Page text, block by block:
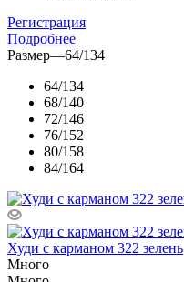
Регистрация
Подробнее
Размер—64/134
64/134
68/140
72/146
76/152
80/158
84/164
Худи с карманом 322 зелень
Много